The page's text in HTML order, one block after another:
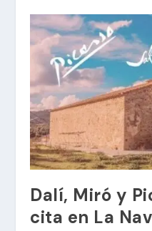
Dalí, Miró y
cita en La